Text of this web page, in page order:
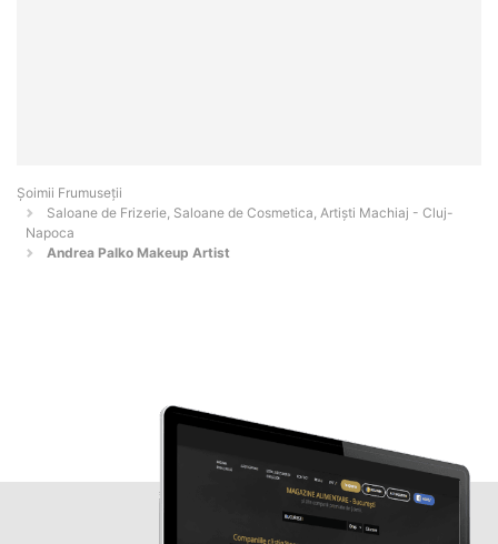
Șoimii Frumuseții
Saloane de Frizerie, Saloane de Cosmetica, Artiști Machiaj - Cluj-
Napoca
Andrea Palko Makeup Artist